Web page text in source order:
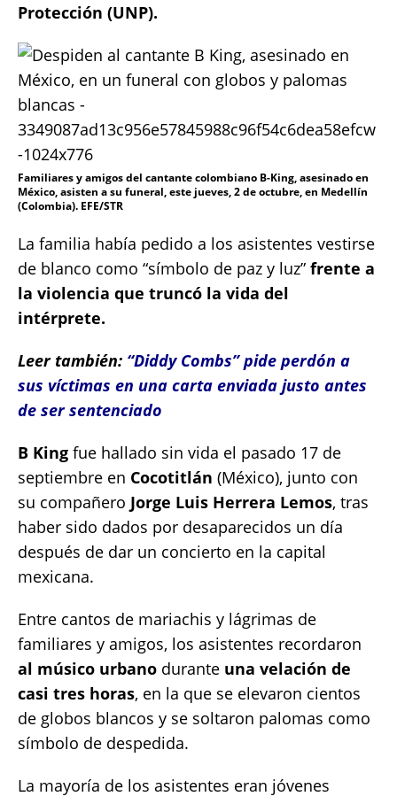
Protección (UNP).
Familiares y amigos del cantante colombiano B-King, asesinado en
México, asisten a su funeral, este jueves, 2 de octubre, en Medellín
(Colombia). EFE/STR
La familia había pedido a los asistentes vestirse
de blanco como “símbolo de paz y luz” frente a
la violencia que truncó la vida del
intérprete.
Leer también: “Diddy Combs” pide perdón a
sus víctimas en una carta enviada justo antes
de ser sentenciado
B King fue hallado sin vida el pasado 17 de
septiembre en Cocotitlán (México), junto con
su compañero Jorge Luis Herrera Lemos, tras
haber sido dados por desaparecidos un día
después de dar un concierto en la capital
mexicana.
Entre cantos de mariachis y lágrimas de
familiares y amigos, los asistentes recordaron
al músico urbano durante una velación de
casi tres horas, en la que se elevaron cientos
de globos blancos y se soltaron palomas como
símbolo de despedida.
La mayoría de los asistentes eran jóvenes